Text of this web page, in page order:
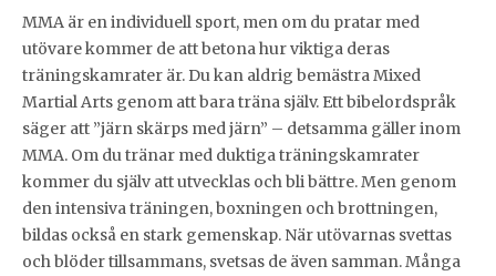
MMA är en individuell sport, men om du pratar med
utövare kommer de att betona hur viktiga deras
träningskamrater är. Du kan aldrig bemästra Mixed
Martial Arts genom att bara träna själv. Ett bibelordspråk
säger att ”järn skärps med järn” – detsamma gäller inom
MMA. Om du tränar med duktiga träningskamrater
kommer du själv att utvecklas och bli bättre. Men genom
den intensiva träningen, boxningen och brottningen,
bildas också en stark gemenskap. När utövarnas svettas
och blöder tillsammans, svetsas de även samman. Många